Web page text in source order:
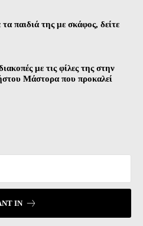
παιδιά της με σκάφος, δείτε
με τις φίλες της στην
Μάστορα που προκαλεί
IN